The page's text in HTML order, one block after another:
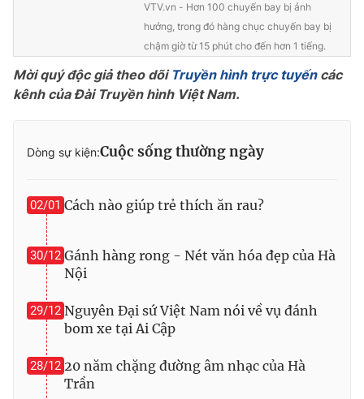
English
Cơ quan chủ quản:
Cơ quan báo chí:Thời báo VTV
Giấy phép hoạt động báo in và báo điện tử số 483/GP-BTTTT
cấp ngày 29/12/2023
Tổng Biên tập:Vũ Thanh Thủy
Phó Tổng Biên tập:
Nguyễn Trọng Ninh
Tổng đài VTV:024.38 355 931 - 024.38 355 932
VTV.vn - Hơn 100 chuyến bay bị ảnh
hưởng, trong đó hàng chục chuyến bay bị
chậm giờ từ 15 phút cho đến hơn 1 tiếng.
Mời quý độc giả theo dõi Truyền hình trực tuyếncác
kênh của Đài Truyền hình Việt Nam.
Dòng sự kiện:Cuộc sống thường ngày
02/01 Cách nào giúp trẻ thích ăn rau?
30/12 Gánh hàng rong - Nét văn hóa đẹp của Hà
Nội
29/12 Nguyên Đại sứ Việt Nam nói về vụ đánh
bom xe tại Ai Cập
28/12 20 năm chặng đường âm nhạc của Hà
Trần